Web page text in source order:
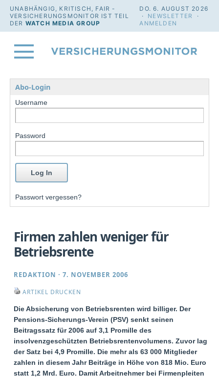
UNABHÄNGIG, KRITISCH, FAIR -
VERSICHERUNGSMONITOR IST TEIL
DER WATCH MEDIA GROUP
DO. 6. AUGUST 2026
· NEWSLETTER
·
ANMELDEN
Abo-Login
Username
Password
Passwort vergessen?
Firmen zahlen weniger für
Betriebsrente
REDAKTION ·7. NOVEMBER 2006
ARTIKEL DRUCKEN
Die Absicherung von Betriebsrenten wird billiger. Der
Pensions-Sicherungs-Verein (PSV) senkt seinen
Beitragssatz für 2006 auf 3,1 Promille des
insolvenzgeschützten Betriebsrentenvolumens. Zuvor lag
der Satz bei 4,9 Promille. Die mehr als 63 000 Mitglieder
zahlen in diesem Jahr Beiträge in Höhe von 818 Mio. Euro
statt 1,2 Mrd. Euro. Damit Arbeitnehmer bei Firmenpleiten